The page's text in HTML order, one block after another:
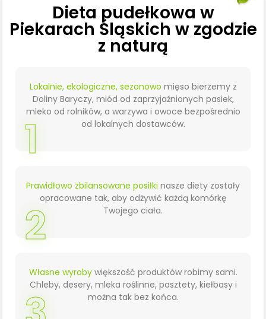
Dieta pudełkowa w
Piekarach Śląskich w zgodzie
z naturą
Lokalnie, ekologiczne, sezonowo mięso bierzemy z
Doliny Baryczy, miód od zaprzyjaźnionych pasiek,
mleko od rolników, a warzywa i owoce bezpośrednio
od lokalnych dostawców.
1
Prawidłowo zbilansowane posiłki nasze diety zostały
opracowane tak, aby odżywić każdą komórkę
Twojego ciała.
2
Własne wyrobywiększość produktów robimy sami.
Chleby, desery, mleka roślinne, pasztety, kiełbasy i
można tak bez końca.